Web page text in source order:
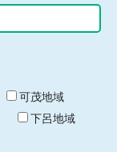
可茂地域
下呂地域